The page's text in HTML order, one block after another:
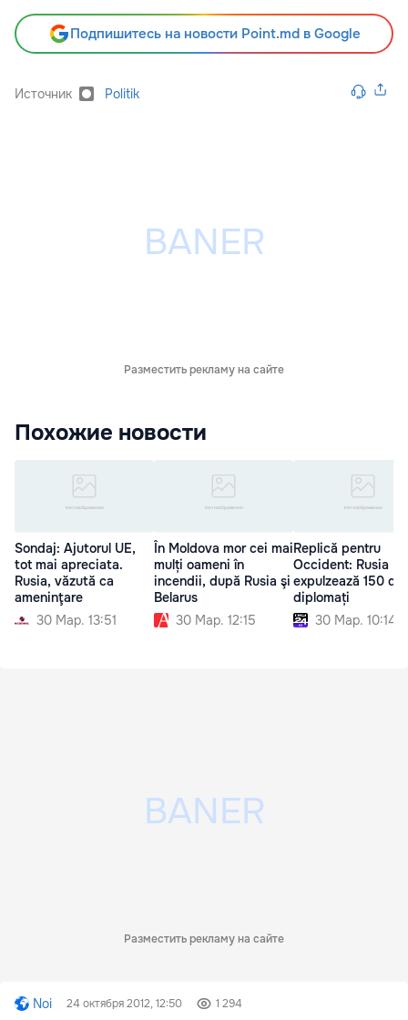
Подпишитесь на новости Point.md в Google
Источник Politik
Разместить рекламу на сайте
Похожие новости
Sondaj: Ajutorul UE,
tot mai apreciata.
Rusia, văzută ca
ameninţare
30 Мар. 13:51
În Moldova mor cei mai
mulți oameni în
incendii, după Rusia şi
Belarus
30 Мар. 12:15
Replică pentru
Occident: Rusia
expulzează 150 de
diplomați
30 Мар. 10:14
Разместить рекламу на сайте
Noi 24 октября 2012, 12:50 1 294